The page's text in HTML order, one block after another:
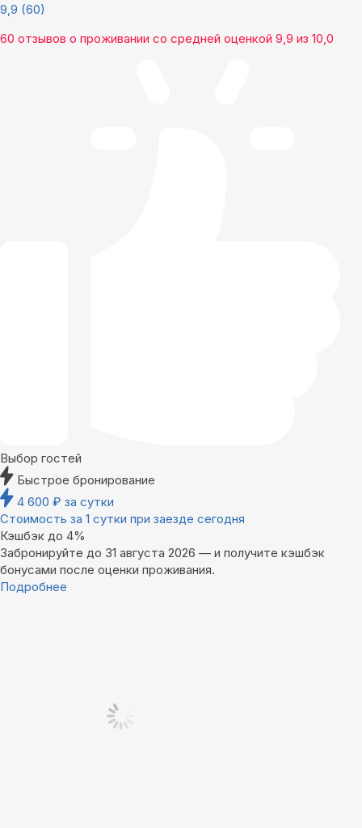
9,9 (60)
60 отзывов о проживании со средней оценкой 9,9 из 10,0
Выбор гостей
Быстрое бронирование
4 600 ₽ за сутки
Стоимость за 1 сутки при заезде сегодня
Кэшбэк до 4%
Забронируйте до 31 августа 2026 — и получите кэшбэк
бонусами после оценки проживания.
Подробнее